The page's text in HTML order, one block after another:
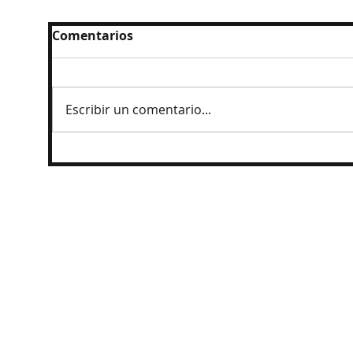
Comentarios
Escribir un comentario...